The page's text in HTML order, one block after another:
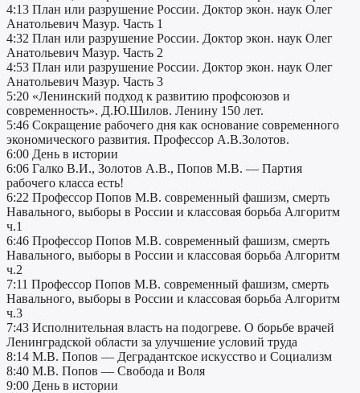
4:13 План или разрушение России. Доктор экон. наук Олег
Анатольевич Мазур. Часть 1
4:32 План или разрушение России. Доктор экон. наук Олег
Анатольевич Мазур. Часть 2
4:53 План или разрушение России. Доктор экон. наук Олег
Анатольевич Мазур. Часть 3
5:20 «Ленинский подход к развитию профсоюзов и
современность». Д.Ю.Шилов. Ленину 150 лет.
5:46 Сокращение рабочего дня как основание современного
экономического развития. Профессор А.В.Золотов.
6:00 День в истории
6:06 Галко В.И., Золотов А.В., Попов М.В. — Партия
рабочего класса есть!
6:22 Профессор Попов М.В. современный фашизм, смерть
Навального, выборы в России и классовая борьба Алгоритм
ч.1
6:46 Профессор Попов М.В. современный фашизм, смерть
Навального, выборы в России и классовая борьба Алгоритм
ч.2
7:11 Профессор Попов М.В. современный фашизм, смерть
Навального, выборы в России и классовая борьба Алгоритм
ч.3
7:43 Исполнительная власть на подогреве. О борьбе врачей
Ленинградской области за улучшение условий труда
8:14 М.В. Попов — Деградантское искусство и Социализм
8:40 М.В. Попов — Свобода и Воля
9:00 День в истории